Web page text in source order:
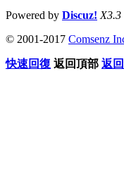
Powered by Discuz! X3.3
© 2001-2017 Comsenz
快速回復 返回頂部 返